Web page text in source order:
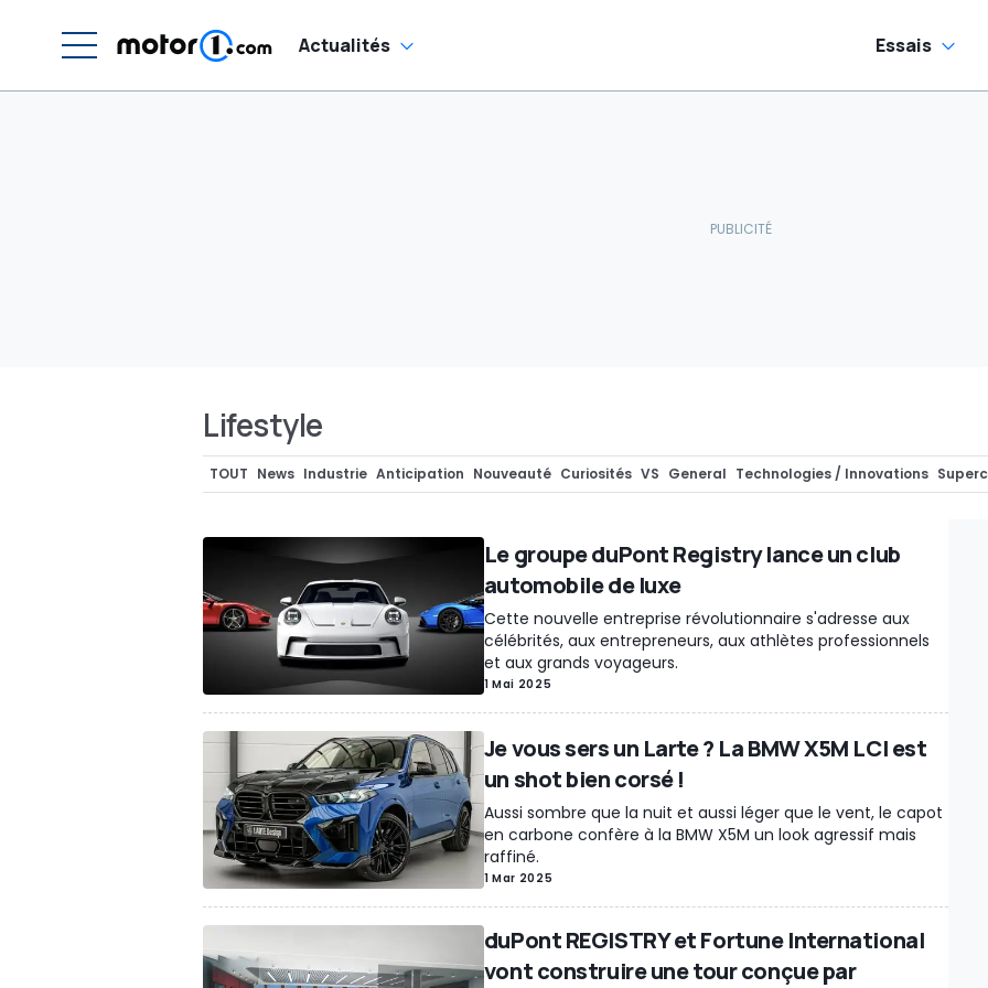
Actualités Essais
Lifestyle
TOUT News Industrie Anticipation Nouveauté Curiosités VS General Technologies / Innovations
Concept-cars Design Rendus / Illustrations
Camping-cars / Caravanes
Insolite Interview Voitures Électriques Enchères
Voitures
Anciennes / Rétro Evenements Économie / Marché Moteur Véhicules Utilitaires
Tout-terrain Accessoires Pneumatique Sécurité routière Jeux Vidéo Véhicules autonomes Rappels
Concepts We Forgot Sports mécaniques Gouvernement
Transports Accidents Récompenses Muscle Cars
enquête Sécurité Elon Musk À ne pas manquer Livres Hybride Show car Motos électriques
Exposition Trafic Formule E Environnement Vélos électriques Production
Annonces Motor1 Exclusif SUV Miniatures Motor1Days Youngtimer Rétrospective Poids lourds
Le groupe duPont Registry lance un club
automobile de luxe
Cette nouvelle entreprise révolutionnaire s'adresse aux
célébrités, aux entrepreneurs, aux athlètes professionnels
et aux grands voyageurs.
1 Mai 2025
Je vous sers un Larte ? La BMW X5M LCI est
un shot bien corsé !
Aussi sombre que la nuit et aussi léger que le vent, le capot
en carbone confère à la BMW X5M un look agressif mais
raffiné.
1 Mar 2025
duPont REGISTRY et Fortune International
vont construire une tour conçue par